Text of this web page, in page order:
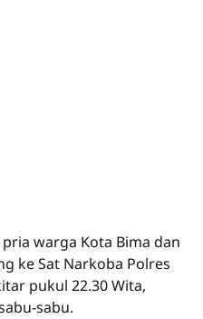
warga Kota Bima dan
ke Sat Narkoba Polres
pukul 22.30 Wita,
sabu.